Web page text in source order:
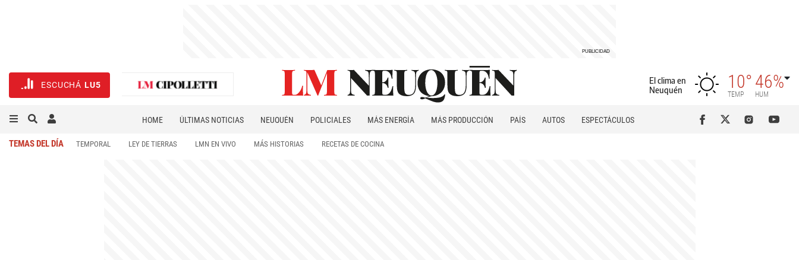
ESCUCHÁ LU5
El clima en
Neuquén
10°
TEMP
46%
HUM
HOME ÚLTIMAS NOTICIAS NEUQUÉN POLICIALES MÁS ENERGÍA MÁS PRODUCCIÓN PAÍS AUTOS
ESPECTÁCULOS
TEMAS DEL DÍA TEMPORAL LEY DE TIERRAS LMN EN VIVO MÁS HISTORIAS RECETAS DE COCINA